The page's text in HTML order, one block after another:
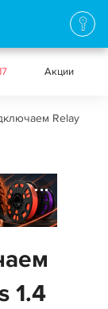
Акции
Relay
1.4